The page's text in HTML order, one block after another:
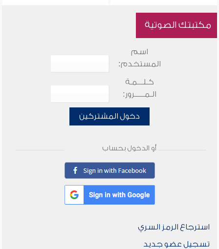
مكتبتك الصوتية
اسم
المستخدم:
كـلـــمـة
الـمـــــرور:
دخول المشتركين
أو الدخول بحساب
استرجاع الرمز السري
تسجيل عضو جديد